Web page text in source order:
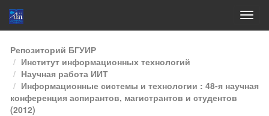
Skip
navigation
Репозиторий БГУИР
Институт информационных технологий
Научная работа ИИТ
Информационные системы и технологии : 48-я научная
конференция аспирантов, магистрантов и студентов
(2012)